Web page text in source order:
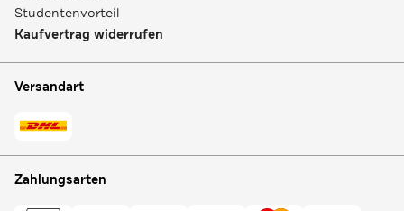
Studentenvorteil
Kaufvertrag widerrufen
Versandart
Zahlungsarten